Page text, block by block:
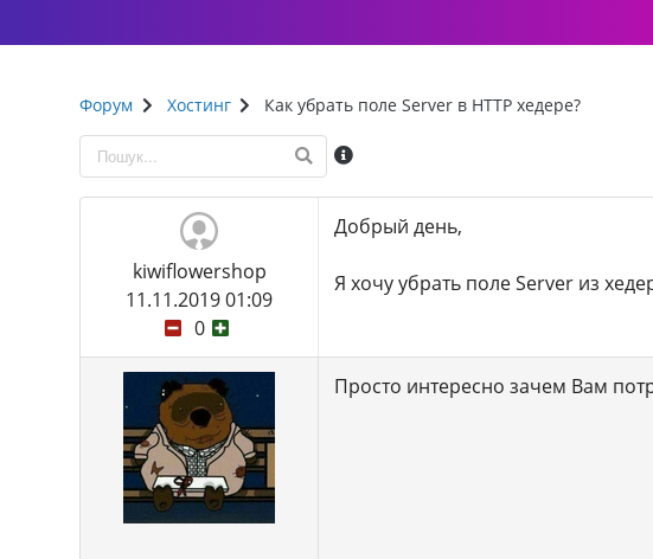
Форум Хостинг Как убрать поле Server в HTTP хедере?
kiwiflowershop
11.11.2019 01:09
0
Добрый день,
Я хочу убрать поле Server из
Просто интересно зачем Вам